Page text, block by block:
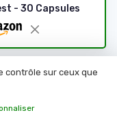
- 30 Capsules
2026
contrôle sur ceux que